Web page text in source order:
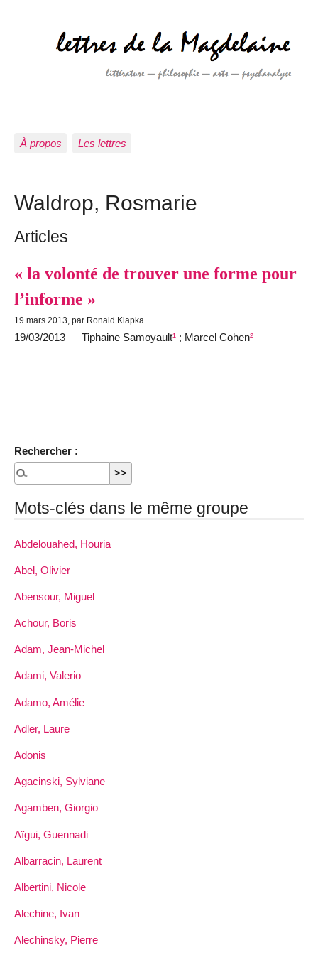
À propos Les lettres
Waldrop, Rosmarie
Articles
« la volonté de trouver une forme pour
l’informe »
19 mars 2013, par Ronald Klapka
19/03/2013 — Tiphaine Samoyault¹ ; Marcel Cohen²
Rechercher :
Mots-clés dans le même groupe
Abdelouahed, Houria
Abel, Olivier
Abensour, Miguel
Achour, Boris
Adam, Jean-Michel
Adami, Valerio
Adamo, Amélie
Adler, Laure
Adonis
Agacinski, Sylviane
Agamben, Giorgio
Aïgui, Guennadi
Albarracin, Laurent
Albertini, Nicole
Alechine, Ivan
Alechinsky, Pierre